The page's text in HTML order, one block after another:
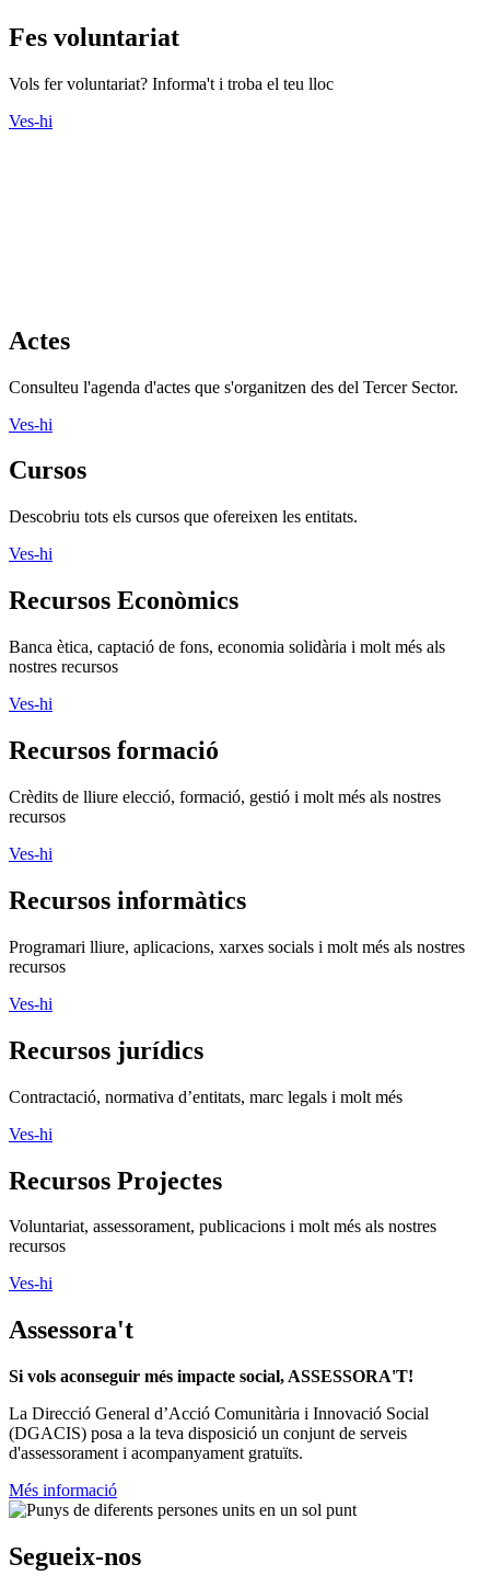
Fes voluntariat
Vols fer voluntariat? Informa't i troba el teu lloc
Ves-hi
Actes
Consulteu l'agenda d'actes que s'organitzen des del Tercer Sector.
Ves-hi
Cursos
Descobriu tots els cursos que ofereixen les entitats.
Ves-hi
Recursos Econòmics
Banca ètica, captació de fons, economia solidària i molt més als
nostres recursos
Ves-hi
Recursos formació
Crèdits de lliure elecció, formació, gestió i molt més als nostres
recursos
Ves-hi
Recursos informàtics
Programari lliure, aplicacions, xarxes socials i molt més als nostres
recursos
Ves-hi
Recursos jurídics
Contractació, normativa d’entitats, marc legals i molt més
Ves-hi
Recursos Projectes
Voluntariat, assessorament, publicacions i molt més als nostres
recursos
Ves-hi
Assessora't
Si vols aconseguir més impacte social, ASSESSORA'T!
La Direcció General d’Acció Comunitària i Innovació Social
(DGACIS) posa a la teva disposició un conjunt de serveis
d'assessorament i acompanyament gratuïts.
Més informació
Segueix-nos